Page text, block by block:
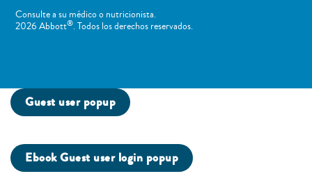
Consulte a su médico o nutricionista.
2026 Abbott®. Todos los derechos reservados.
Guest user popup
Ebook Guest user login popup